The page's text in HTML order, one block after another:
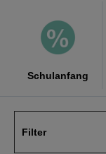
Schulanfang
Filter